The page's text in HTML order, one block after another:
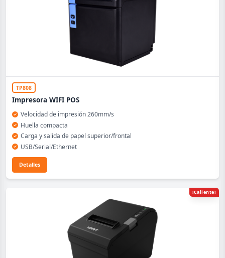
TP808
Impresora WIFI POS
Velocidad de impresión 260mm/s
Huella compacta
Carga y salida de papel superior/frontal
USB/Serial/Ethernet
Detalles
¡Caliente!